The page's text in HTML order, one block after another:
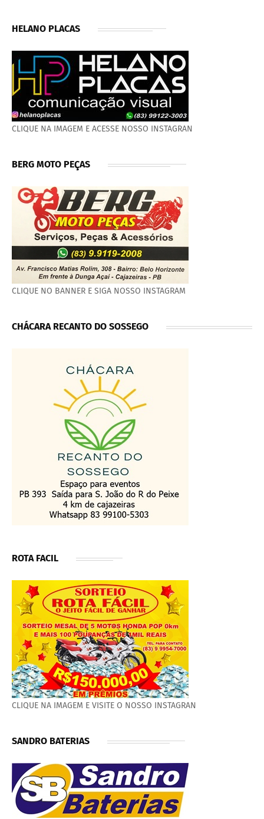
HELANO PLACAS
CLIQUE NA IMAGEM E ACESSE NOSSO INSTAGRAN
BERG MOTO PEÇAS
CLIQUE NO BANNER E SIGA NOSSO INSTAGRAM
CHÁCARA RECANTO DO SOSSEGO
ROTA FACIL
CLIQUE NA IMAGEM E VISITE O NOSSO INSTAGRAN
SANDRO BATERIAS